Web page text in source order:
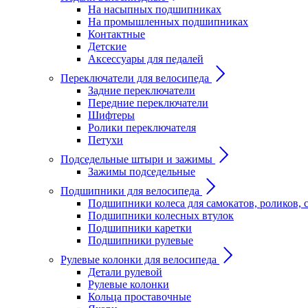
На насыпных подшипниках
На промышленных подшипниках
Контактные
Детские
Аксессуары для педалей
Переключатели для велосипеда
Задние переключатели
Передние переключатели
Шифтеры
Ролики переключателя
Петухи
Подседельные штыри и зажимы
Зажимы подседельные
Подшипники для велосипеда
Подшипники колеса для самокатов, роликов,
Подшипники колесных втулок
Подшипники каретки
Подшипники рулевые
Рулевые колонки для велосипеда
Детали рулевой
Рулевые колонки
Кольца проставочные